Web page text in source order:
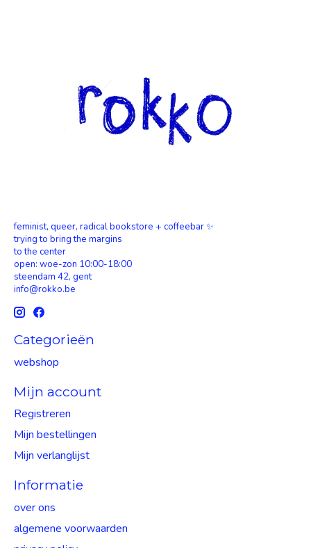
feminist, queer, radical bookstore + coffeebar ✨
trying to bring the margins
to the center
open: woe-zon 10:00-18:00
steendam 42, gent
info@rokko.be
Categorieën
webshop
Mijn account
Registreren
Mijn bestellingen
Mijn verlanglijst
Informatie
over ons
algemene voorwaarden